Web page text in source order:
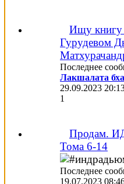
Ищу книгу
Гурудевом
Последнее
Лакшалата
29.09.2023
1
Продам.
Тома 6-14
Последнее
19.07.2023